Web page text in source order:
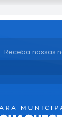
Receba nossas